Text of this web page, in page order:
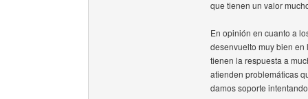
que tienen un valor
En opinión en cuanto a
desenvuelto muy bien en
tienen la respuesta a
atienden problemáticas
damos soporte